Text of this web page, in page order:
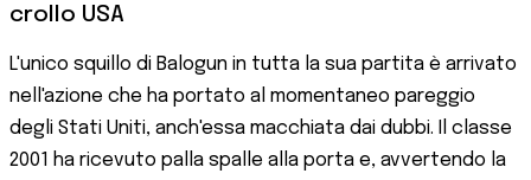
crollo USA
L'unico squillo di Balogun in tutta la sua partita è arrivato
nell'azione che ha portato al momentaneo pareggio
degli Stati Uniti, anch'essa macchiata dai dubbi. Il classe
2001 ha ricevuto palla spalle alla porta e, avvertendo la